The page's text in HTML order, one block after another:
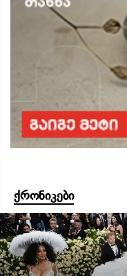
ქრონიკები